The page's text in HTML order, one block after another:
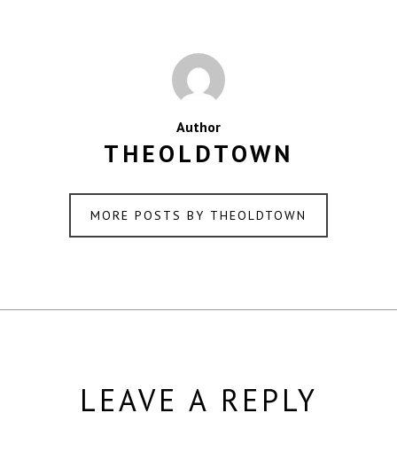
Author
THEOLDTOWN
MORE POSTS BY THEOLDTOWN
LEAVE A REPLY